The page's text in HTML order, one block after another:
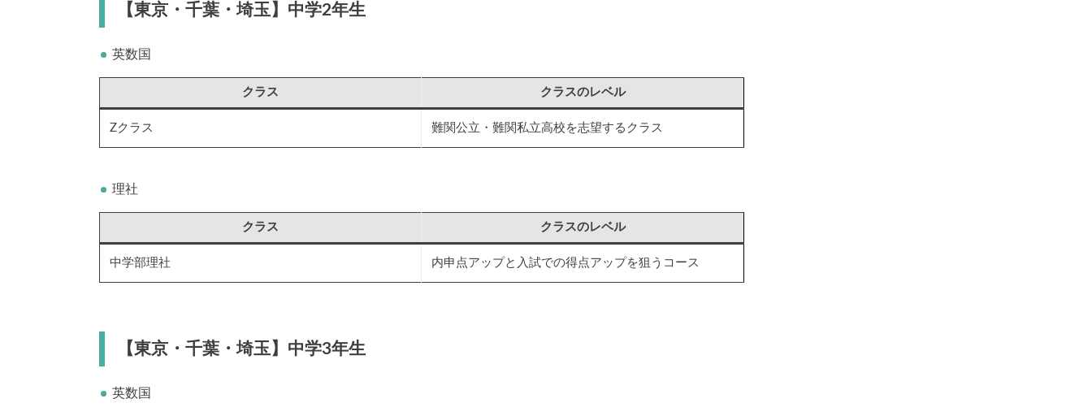
【東京・千葉・埼玉 】中学2年生
英数国
クラス クラスのレベル
Zクラス 難関公立・難関私立高校を志望するクラス
理社
クラス クラスのレベル
中学部理社 内申点アップと入試での得点アップを狙うコース
【東京・千葉・埼玉】中学3年生
英数国